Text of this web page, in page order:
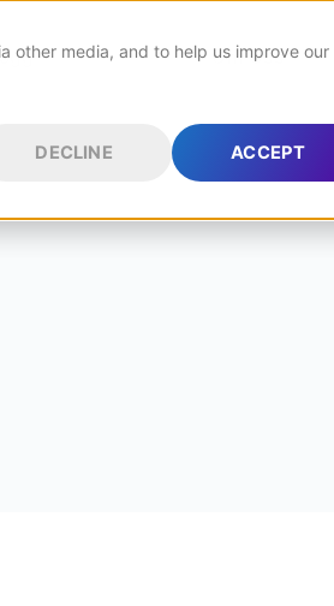
other media, and to help us improve our
ACCEPT
DECLINE
Om Oss